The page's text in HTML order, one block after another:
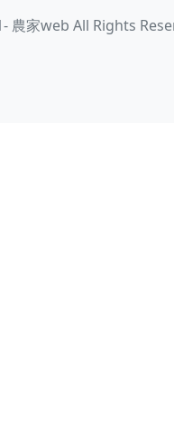
農家web All Rights